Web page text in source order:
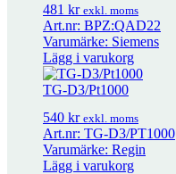
TEP Anliggning NTC 10
PS 200 246kr exkl. moms
RTX-RH 1 668kr exkl. moms
481 kr exkl. moms
Art.nr: BPZ:QAD22
Varumärke: Siemens
Lägg i varukorg
TG-D3/Pt1000
540 kr exkl. moms
Art.nr: TG-D3/PT1000
Varumärke: Regin
Lägg i varukorg